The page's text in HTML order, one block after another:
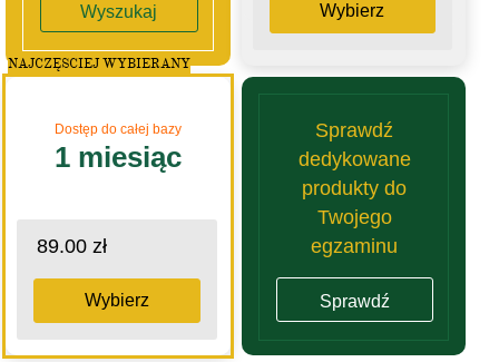
Wyszukaj Wybierz
Dostęp do całej bazy
1 miesiąc
89.00 zł
Wybierz
NAJCZĘSCIEJ WYBIERANY
Sprawdź
dedykowane
produkty do
Twojego
egzaminu
Sprawdź